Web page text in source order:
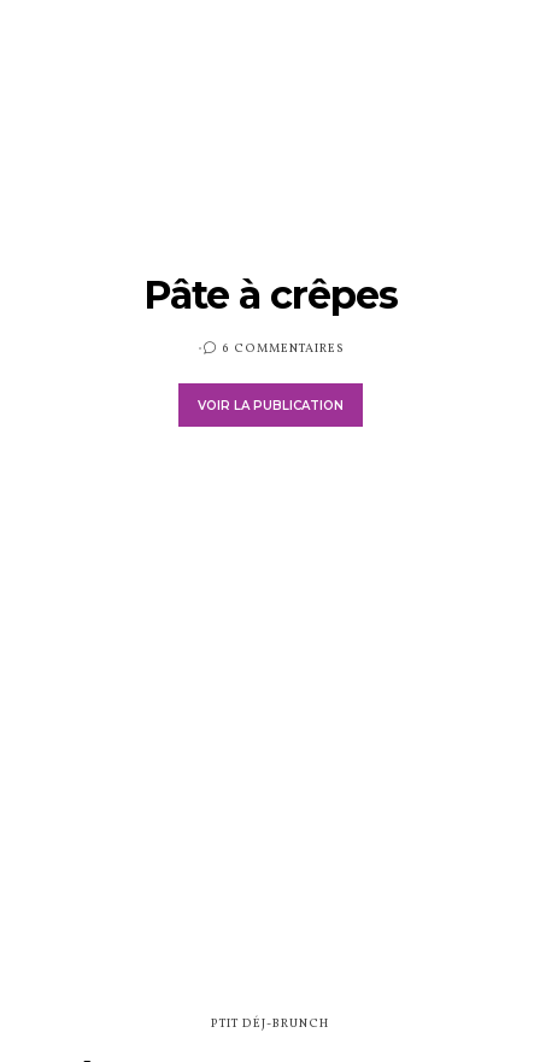
Pâte à crêpes
PUBLIÉ6 COMMENTAIRES
VOIR LA PUBLICATION
PTIT DÉJ-BRUNCH